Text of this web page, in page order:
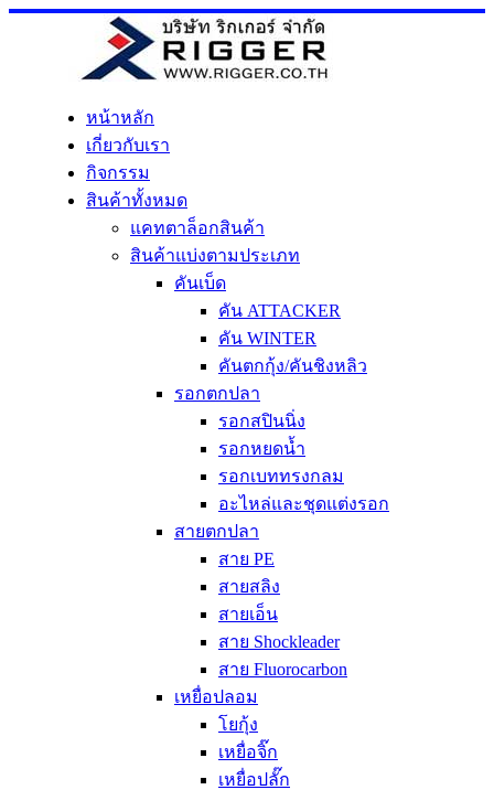
Skip
หน้าหลัก
เกี่ยวกับเรา
กิจกรรม
สินค้าทั้งหมด
แคทตาล็อกสินค้า
สินค้าแบ่งตามประเภท
คันเบ็ด
คัน ATTACKER
คัน WINTER
คันตกกุ้ง/คันชิงหลิว
รอกตกปลา
รอกสปินนิ่ง
รอกหยดน้ำ
รอกเบททรงกลม
อะไหล่และชุดแต่งรอก
สายตกปลา
สาย PE
สายสลิง
สายเอ็น
สาย Shockleader
สาย Fluorocarbon
เหยื่อปลอม
โยกุ้ง
เหยื่อจิ๊ก
เหยื่อปลั๊ก